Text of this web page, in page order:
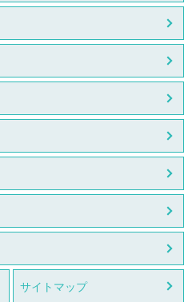
サイトマップ